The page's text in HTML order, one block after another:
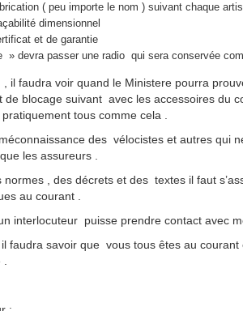
( peu importe le nom ) suivant chaque
dimensionnel
et de garantie
» devra passer une radio qui sera conservée
il faudra voir quand le Ministere pourra
blocage suivant avec les accessoires du
tous comme cela .
des vélocistes et autres qui
les assureurs .
, des décrets et des textes il faut
au courant .
interlocuteur puisse prendre contact avec
faudra savoir que vous tous êtes au